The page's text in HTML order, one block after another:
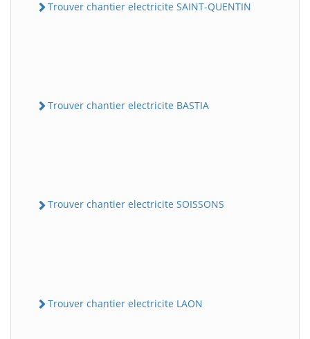
Trouver chantier electricite SAINT-QUENTIN
Trouver chantier electricite BASTIA
Trouver chantier electricite SOISSONS
Trouver chantier electricite LAON